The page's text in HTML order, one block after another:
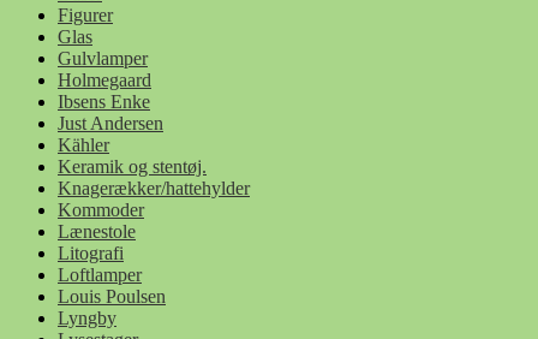
Figurer
Glas
Gulvlamper
Holmegaard
Ibsens Enke
Just Andersen
Kähler
Keramik og stentøj.
Knagerækker/hattehylder
Kommoder
Lænestole
Litografi
Loftlamper
Louis Poulsen
Lyngby